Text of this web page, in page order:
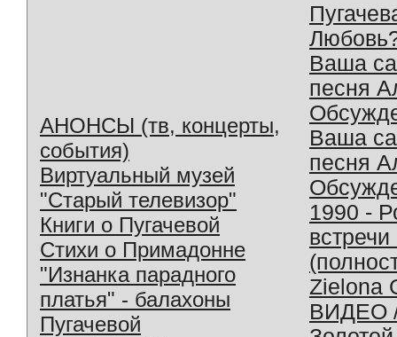
АНОНСЫ (тв, концерты,
события)
Виртуальный музей
"Старый телевизор"
Книги о Пугачевой
Стихи о Примадонне
"Изнанка парадного
платья" - балахоны
Пугачевой
Ваша
песня
Ваша
песня
1990 -
Zielona
ВИДЕО